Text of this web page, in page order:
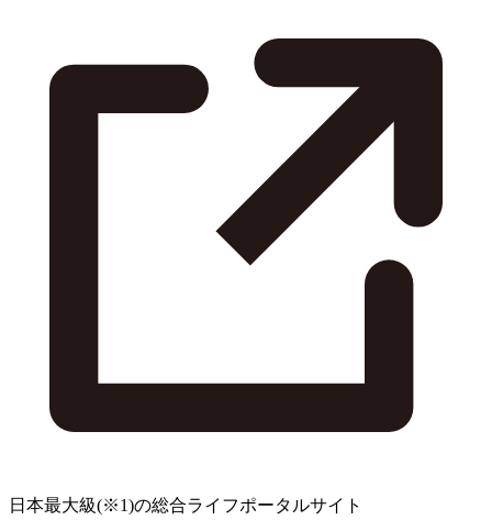
日本最大級(※1)の総合ライフポータルサイト